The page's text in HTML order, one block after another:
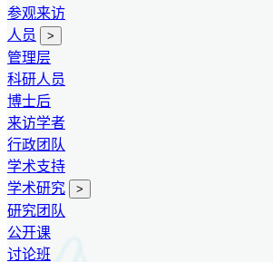
参观来访
人员
>
管理层
科研人员
博士后
来访学者
行政团队
学术支持
学术研究
>
研究团队
公开课
讨论班